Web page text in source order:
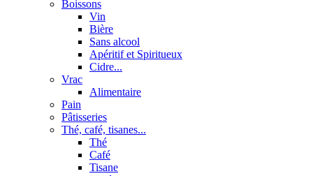
Boissons
Vin
Bière
Sans alcool
Apéritif et Spiritueux
Cidre...
Vrac
Alimentaire
Pain
Pâtisseries
Thé, café, tisanes...
Thé
Café
Tisane